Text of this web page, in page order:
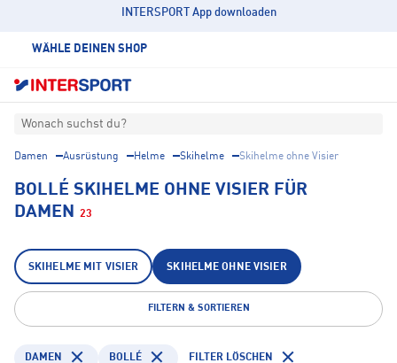
INTERSPORT App downloaden
WÄHLE DEINEN SHOP
Wonach suchst du?
Damen Ausrüstung Helme Skihelme Skihelme ohne Visier
BOLLÉ SKIHELME OHNE VISIER FÜR
DAMEN 23
SKIHELME MIT VISIER SKIHELME OHNE VISIER
FILTERN & SORTIEREN
DAMEN BOLLÉ FILTER LÖSCHEN